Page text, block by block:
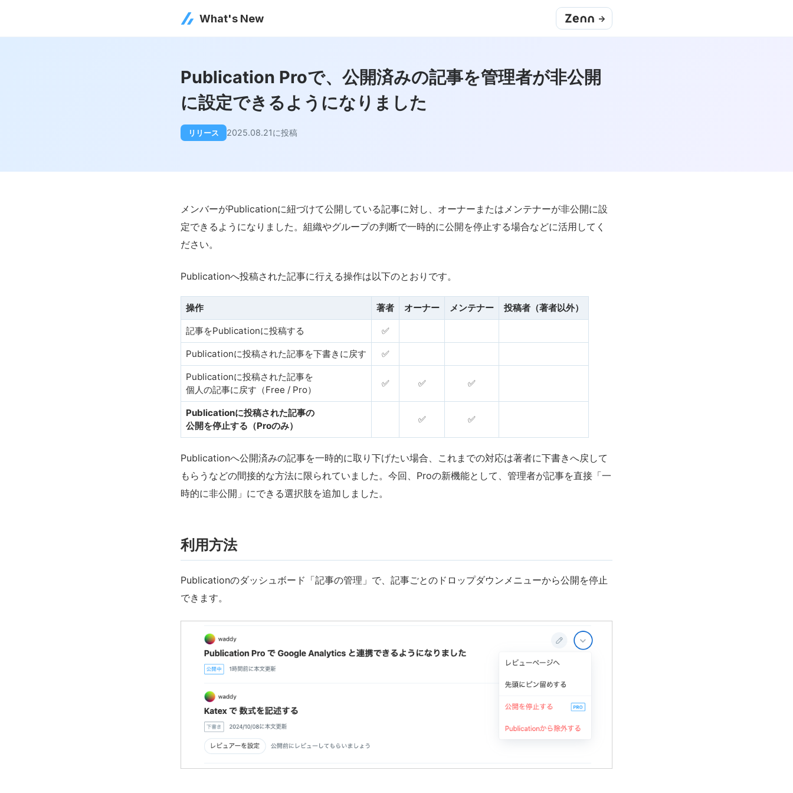
What's New ->
Publication Proで、公開済みの記事を管理者が非公開
に設定できるようになりました
リリース 2025.08.21に投稿
メンバーがPublicationに紐づけて公開している記事に対し、オーナーまたはメンテナーが非公開に設
定できるようになりました。組織やグループの判断で一時的に公開を停止する場合などに活用してく
ださい。
Publicationへ投稿された記事に行える操作は以下のとおりです。
操作 著者 オーナー メンテナー 投稿者（著者以外）
記事をPublicationに投稿する ✅
Publicationに投稿された記事を下書きに戻す ✅
Publicationに投稿された記事を
個人の記事に戻す（Free / Pro）
✅ ✅ ✅
Publicationに投稿された記事の
公開を停止する（Proのみ）
✅ ✅
Publicationへ公開済みの記事を一時的に取り下げたい場合、これまでの対応は著者に下書きへ戻して
もらうなどの間接的な方法に限られていました。今回、Proの新機能として、管理者が記事を直接「一
時的に非公開」にできる選択肢を追加しました。
利用方法
Publicationのダッシュボード「記事の管理」で、記事ごとのドロップダウンメニューから公開を停止
できます。